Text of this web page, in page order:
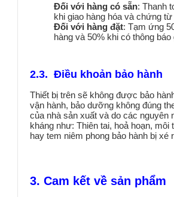
Đối với hàng có sẵn: Thanh
khi giao hàng hóa và chứng từ
Đối với hàng đặt: Tạm ứng
hàng và 50% khi có thông báo
2.3. Điều khoản bảo hành
Thiết bị trên sẽ không được bảo
vận hành, bảo dưỡng không đúng
của nhà sản xuất và do các nguyên
kháng như: Thiên tai, hoả hoạn, môi
hay tem niêm phong bảo hành bị xé
3. Cam kết về sản phẩm